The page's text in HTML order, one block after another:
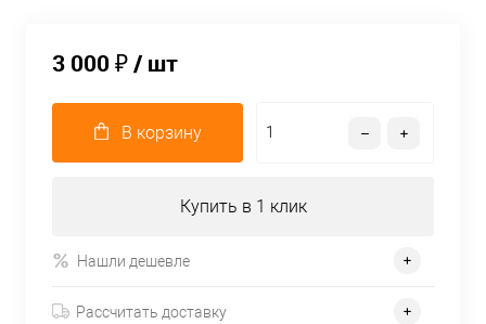
3 000 ₽/ шт
В корзину
Купить в 1 клик
Нашли дешевле
Рассчитать доставку